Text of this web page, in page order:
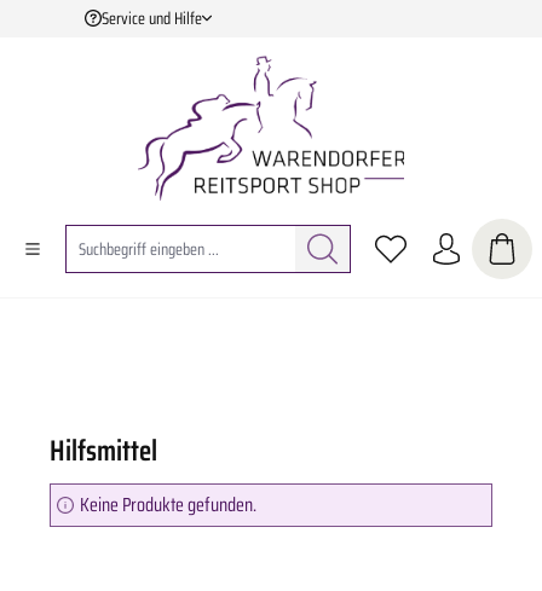
Zum Hauptinhalt springen
Service und Hilfe
Hilfsmittel
Keine Produkte gefunden.